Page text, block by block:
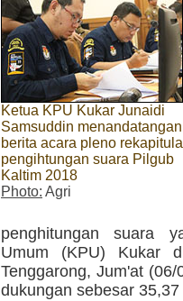
Ketua KPU Kukar Junaidi
Samsuddin
berita acara pleno
pengihtungan suara Pilgub
Kaltim 2018
Photo: Agri
penghitungan suara
Umum (KPU) Kukar
Tenggarong, Jum'at
dukungan sebesar